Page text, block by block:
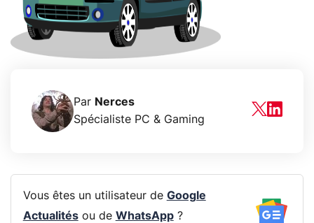
Par Nerces
Spécialiste PC & Gaming
Vous êtes un utilisateur de Google
Actualitésou de WhatsApp?